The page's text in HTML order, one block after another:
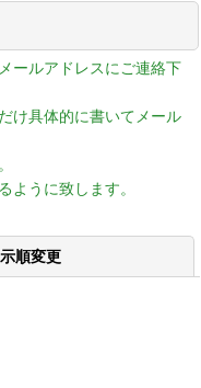
ールアドレスにご連絡下
け具体的に書いてメール
ように致します。
順変更